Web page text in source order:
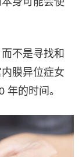
不是寻找和
膜异位症女
的时间。